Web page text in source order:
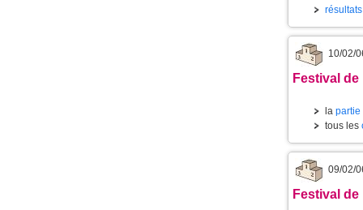
10/02/
Festival
la partie
tous les
09/02/
Festival